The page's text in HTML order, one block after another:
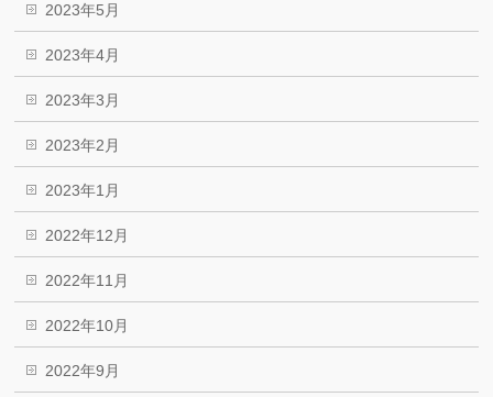
2023年5月
2023年4月
2023年3月
2023年2月
2023年1月
2022年12月
2022年11月
2022年10月
2022年9月